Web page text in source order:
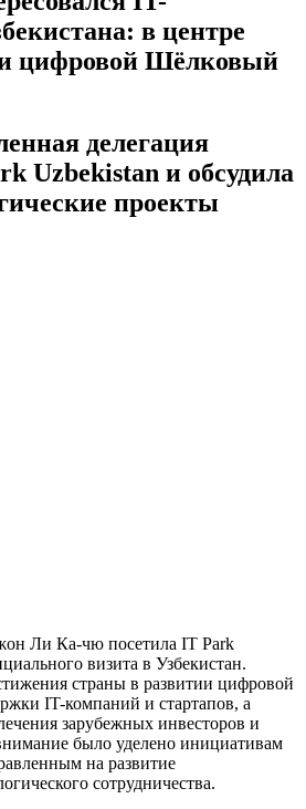
в центре
цифровой Шёлковый
делегация
Uzbekistan и обсудила
проекты
Ли Ка-чю посетила IT Park
визита в Узбекистан.
страны в развитии цифровой
IT-компаний и стартапов, а
зарубежных инвесторов и
было уделено инициативам
на развитие
сотрудничества.